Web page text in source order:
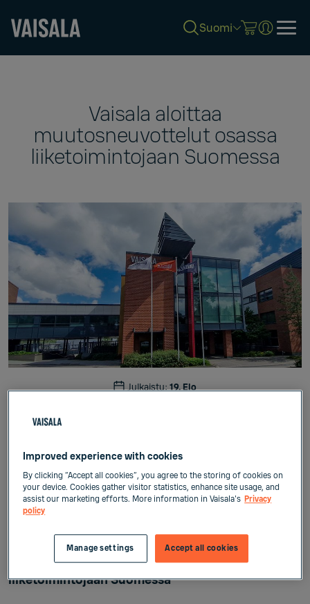
Suomi
Vaisala aloittaa
muutosneuvottelut osassa
liiketoimintojaan Suomessa
Julkaistu:19. Elo
Vaisala
Lehdistötiedote
Vaisala aloittaa muutosneuvottelut osassa
liiketoimintojaan Suomessa
Improved experience with cookies
By clicking “Accept all cookies”, you agree to the storing of cookies on
your device. Cookies gather visitor statistics, enhance site usage, and
assist our marketing efforts. More information in Vaisala's Privacy
policy
Accept all cookies
Manage settings